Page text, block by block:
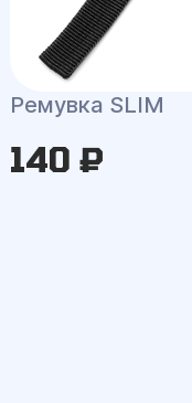
Ремувка SLIM
140 ₽